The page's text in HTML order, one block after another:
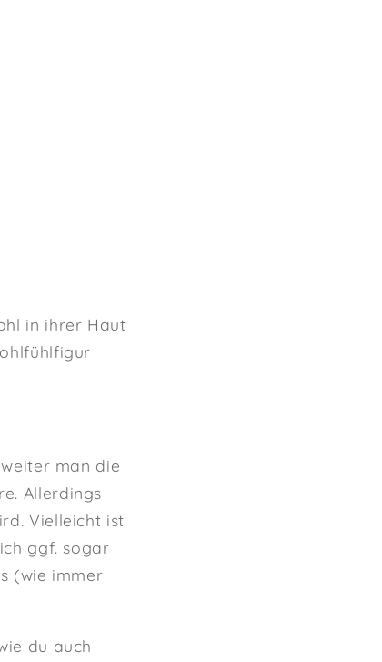
in ihrer Haut
man die
Allerdings
Vielleicht ist
ggf. sogar
(wie immer
du auch